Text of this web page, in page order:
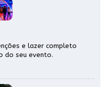
e lazer completo
do seu evento.